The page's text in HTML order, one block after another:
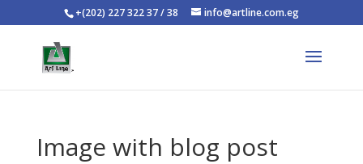
+(202) 227 322 37 / 38 info@artline.com.eg
Image with blog post